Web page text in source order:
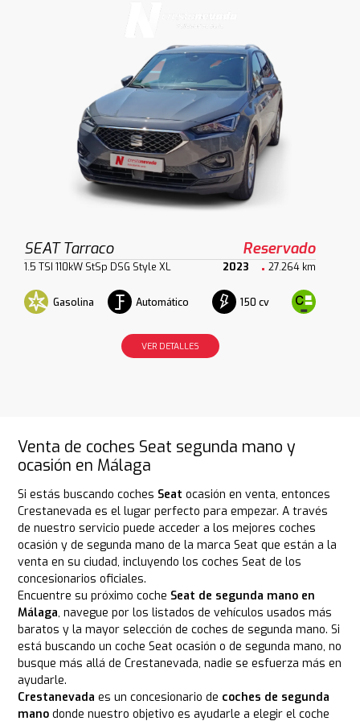
SEAT Tarraco Reservado
1.5 TSI 110kW StSp DSG Style XL 2023 27.264 km
Gasolina Automático 150 cv
VER DETALLES
Venta de coches Seat segunda mano y
ocasión en Málaga
Si estás buscando coches Seat ocasión en venta, entonces
Crestanevada es el lugar perfecto para empezar. A través
de nuestro servicio puede acceder a los mejores coches
ocasión y de segunda mano de la marca Seat que están a la
venta en su ciudad, incluyendo los coches Seat de los
concesionarios oficiales.
Encuentre su próximo coche Seat de segunda mano en
Málaga, navegue por los listados de vehículos usados más
baratos y la mayor selección de coches de segunda mano. Si
está buscando un coche Seat ocasión o de segunda mano, no
busque más allá de Crestanevada, nadie se esfuerza más en
ayudarle.
Crestanevada es un concesionario de coches de segunda
mano donde nuestro objetivo es ayudarle a elegir el coche